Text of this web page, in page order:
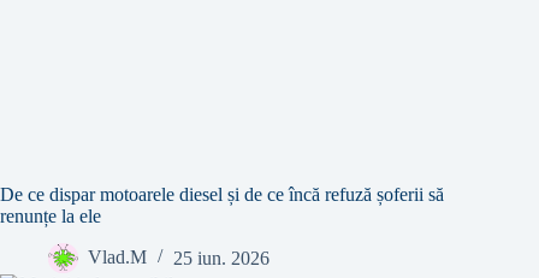
De ce dispar motoarele diesel și de ce încă refuză șoferii să
renunțe la ele
Vlad.M 25 iun. 2026